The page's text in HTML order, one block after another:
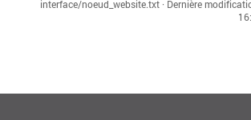
interface/noeud_website.txt · Dernière